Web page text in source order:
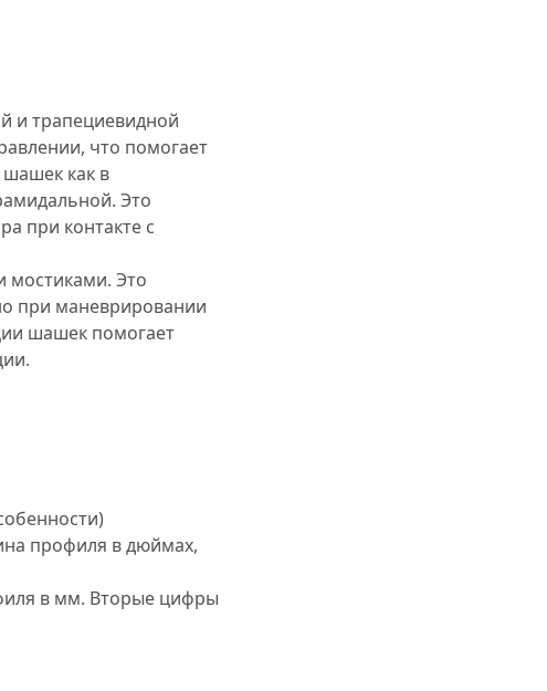
и трапециевидной
что помогает
как в
Это
при контакте с
мостиками. Это
при маневрировании
шашек помогает
профиля в дюймах,
в мм. Вторые цифры